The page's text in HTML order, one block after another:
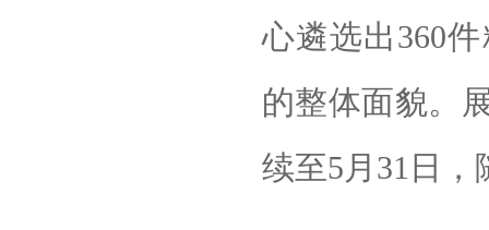
心遴选出360
的整体面貌。
续至5月31日